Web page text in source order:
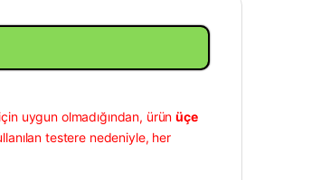
uygun olmadığından, ürünüçe
testere nedeniyle, her